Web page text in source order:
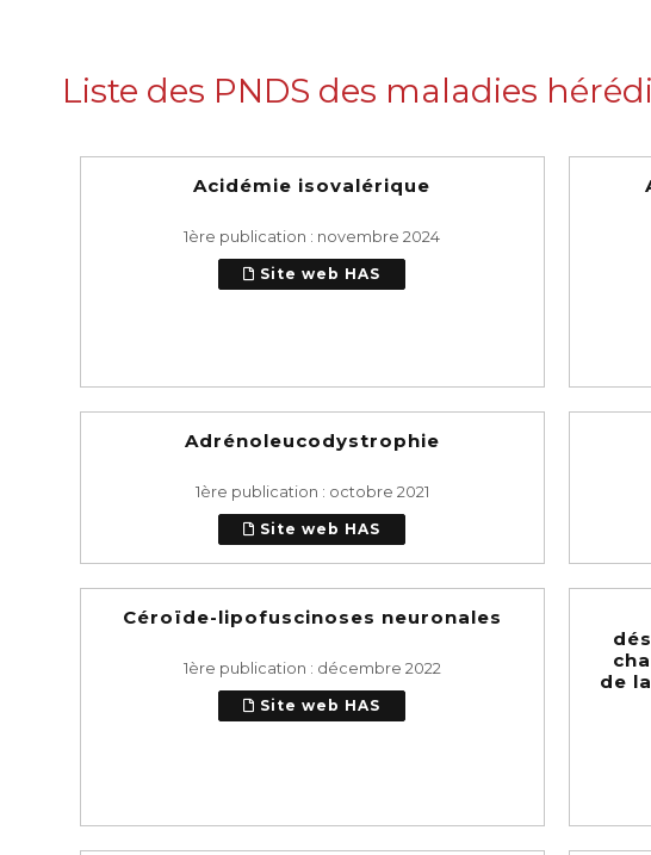
Liste des PNDS des maladies
Acidémie isovalérique
1ère publication : novembre 2024
Site web HAS
Adrénoleucodystrophie
1ère publication : octobre 2021
Site web HAS
Céroïde-lipofuscinoses neuronales
1ère publication : décembre 2022
Site web HAS
de